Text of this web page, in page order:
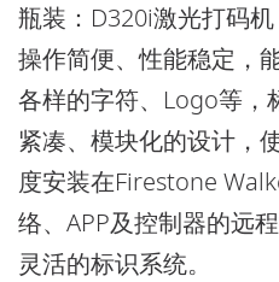
瓶装 ：D320i激光打码
操作简便、性能稳定，
各样的字符、Logo等，
紧凑、模块化的设计，
度安装在Firestone
络、APP及控制器的远
灵活的标识系统。